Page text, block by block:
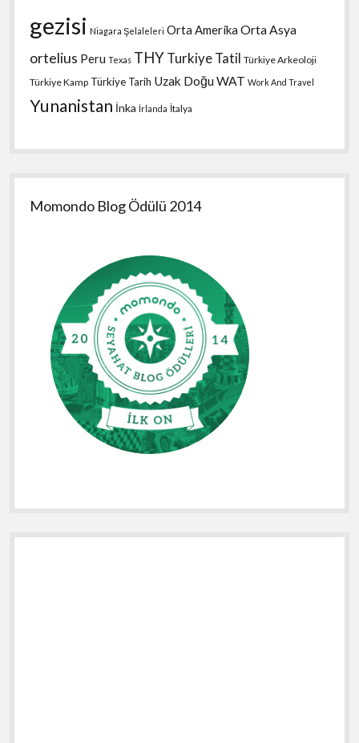
gezisi Niagara Şelaleleri Orta Amerika Orta Asya
ortelius Peru Texas THYTurkiye Tatil Türkiye Arkeoloji
Türkiye Kamp Türkiye Tarih Uzak DoğuWAT Work And Travel
Yunanistan İnka İrlanda İtalya
Momondo Blog Ödülü 2014